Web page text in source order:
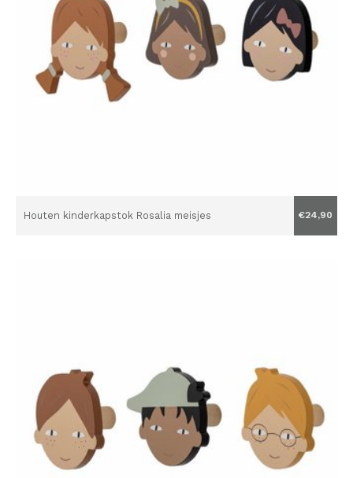
Houten kinderkapstok Rosalia meisjes €24,90